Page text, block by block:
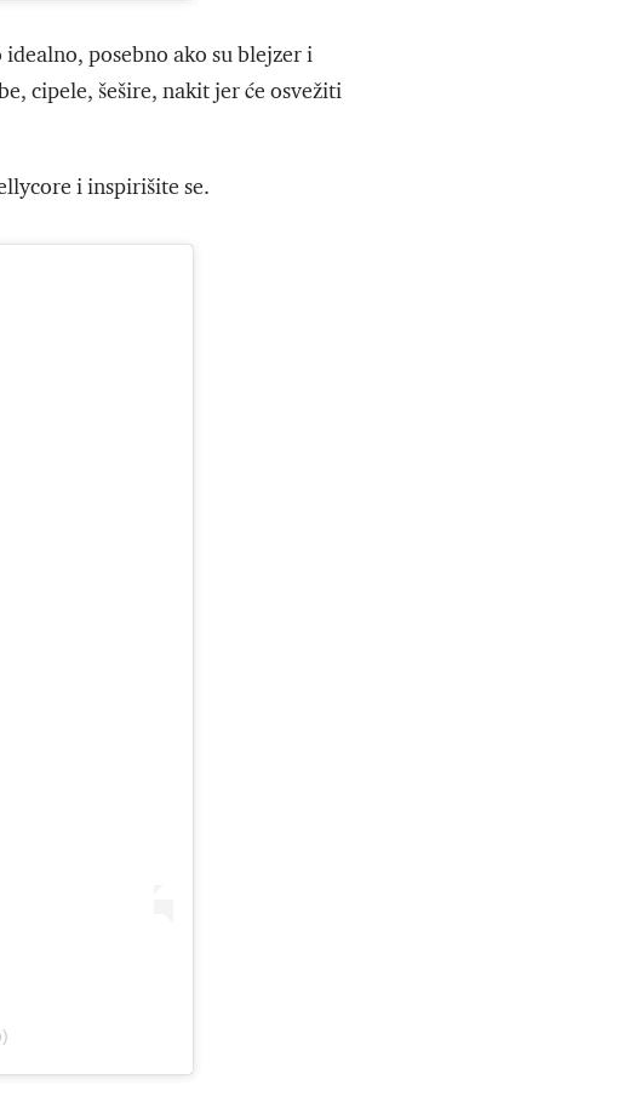
posebno ako su blejzer i
cipele, šešire, nakit jer će osvežiti
i inspirišite se.